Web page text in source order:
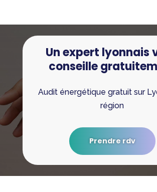
Un expert lyonnais
conseille
Audit énergétique gratuit sur
région
Prendre rdv